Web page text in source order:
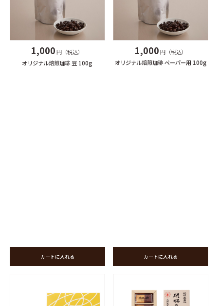
1,000円（税込）
オリジナル焙煎珈琲 豆 100g
カートに入れる
1,000円（税込）
オリジナル焙煎珈琲 ペーパー用 100g
カートに入れる